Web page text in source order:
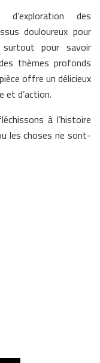
des
douloureux pour
pour savoir
thèmes profonds
offre un délicieux
et d’action.
à l’histoire
les choses ne sont-